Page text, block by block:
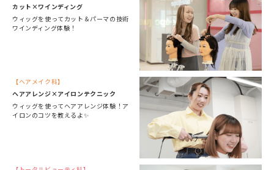
カット×ワインディング
ウィッグを使ってカット＆パーマの技術
ワインディング体験！
ヘアメイク科
ヘアアレンジ×アイロンテクニック
ウィッグを使ってヘアアレンジ体験！ア
イロンのコツを教えるよ✨